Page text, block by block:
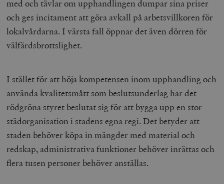
med och tävlar om upphandlingen dumpar sina priser
och ges incitament att göra avkall på arbetsvillkoren för
lokalvårdarna. I värsta fall öppnar det även dörren för
välfärdsbrottslighet.
I stället för att höja kompetensen inom upphandling och
använda kvalitetsmått som beslutsunderlag har det
rödgröna styret beslutat sig för att bygga upp en stor
städorganisation i stadens egna regi. Det betyder att
staden behöver köpa in mängder med material och
redskap, administrativa funktioner behöver inrättas och
flera tusen personer behöver anställas.